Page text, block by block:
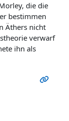
die die
bestimmen
Äthers nicht
verwarf
ihn als